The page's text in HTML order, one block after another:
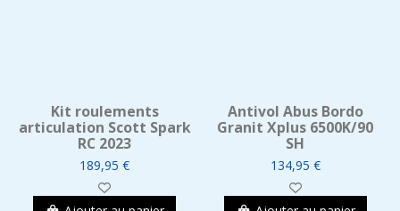
Kit roulements
articulation Scott Spark
RC 2023
189,95 €
Antivol Abus Bordo
Granit Xplus 6500K/90
SH
134,95 €